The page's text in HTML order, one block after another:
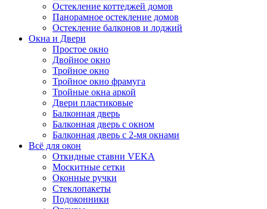
Остекление коттеджей домов
Панорамное остекление домов
Остекление балконов и лоджий
Окна и Двери
Простое окно
Двойное окно
Тройное окно
Тройное окно фрамуга
Тройные окна аркой
Двери пластиковые
Балконная дверь
Балконная дверь с окном
Балконная дверь с 2-мя окнами
Всё для окон
Откидные ставни VEKA
Москитные сетки
Оконные ручки
Стеклопакеты
Подоконники